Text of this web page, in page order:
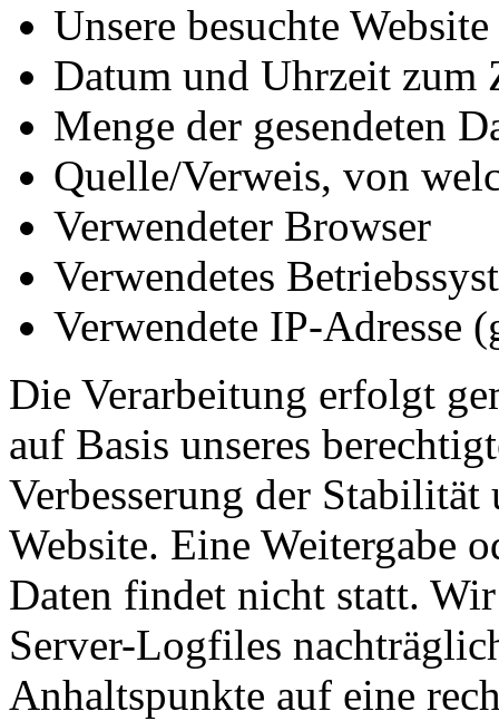
Unsere besuchte Website
Datum und Uhrzeit zum
Menge der gesendeten
Quelle/Verweis, von
Verwendeter Browser
Verwendetes
Verwendete IP-Adresse
Die Verarbeitung erfolgt
auf Basis unseres
Verbesserung der
Website. Eine Weitergabe
Daten findet nicht statt.
Server-Logfiles
Anhaltspunkte auf eine